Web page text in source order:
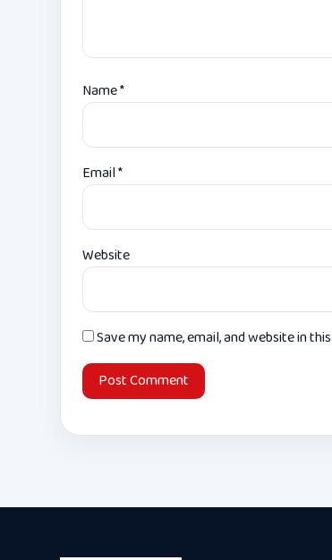
Name*
Email*
Website
Save my name, email, and website in